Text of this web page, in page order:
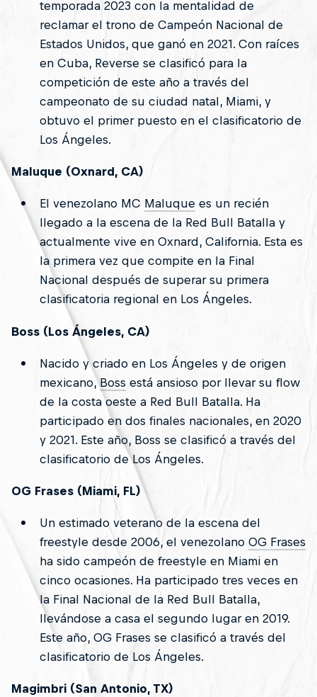
temporada 2023 con la mentalidad de
reclamar el trono de Campeón Nacional de
Estados Unidos, que ganó en 2021. Con raíces
en Cuba, Reverse se clasificó para la
competición de este año a través del
campeonato de su ciudad natal, Miami, y
obtuvo el primer puesto en el clasificatorio de
Los Ángeles.
Maluque (Oxnard, CA)
El venezolano MC Maluque es un recién
llegado a la escena de la Red Bull Batalla y
actualmente vive en Oxnard, California. Esta es
la primera vez que compite en la Final
Nacional después de superar su primera
clasificatoria regional en Los Ángeles.
Boss (Los Ángeles, CA)
Nacido y criado en Los Ángeles y de origen
mexicano,Boss está ansioso por llevar su flow
de la costa oeste a Red Bull Batalla. Ha
participado en dos finales nacionales, en 2020
y 2021. Este año, Boss se clasificó a través del
clasificatorio de Los Ángeles.
OG Frases (Miami, FL)
Un estimado veterano de la escena del
freestyle desde 2006, el venezolano OG Frases
ha sido campeón de freestyle en Miami en
cinco ocasiones. Ha participado tres veces en
la Final Nacional de la Red Bull Batalla,
llevándose a casa el segundo lugar en 2019.
Este año, OG Frases se clasificó a través del
clasificatorio de Los Ángeles.
Magimbri (San Antonio, TX)